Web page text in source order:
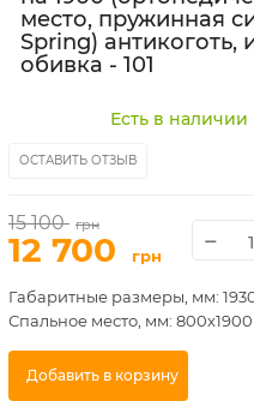
место, пружинная
Spring) антикоготь,
обивка - 101
Есть в наличии
ОСТАВИТЬ ОТЗЫВ
15 100 грн
12 700 грн −
Габаритные размеры, мм:
Спальное место, мм: 800х1900
Добавить в корзину